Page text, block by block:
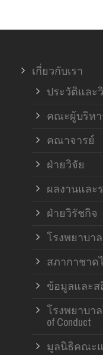
เกี่ยวกับเรา
ประวัติและ
คณะผู้บริห
คณาจารย์
ฝ่ายวิจัย
ผลงานและ
ฝ่ายวิรัชกิจ
โรงพยาบา
สภากาชาด
ข้อมูลและส
โรงพยาบา
of Conduct
มูลนิธิคณะ